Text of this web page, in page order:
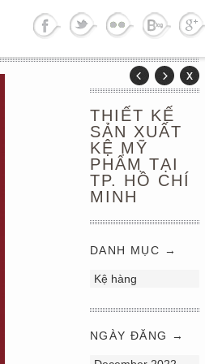
THIẾT KẾ
SẢN XUẤT
KỆ MỸ
PHẨM TẠI
TP. HỒ CHÍ
MINH
DANH MỤC →
Kệ hàng
NGÀY ĐĂNG →